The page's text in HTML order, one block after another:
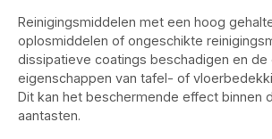
Reinigingsmiddelen met een hoog
oplosmiddelen of ongeschikte
dissipatieve coatings beschadigen en de
eigenschappen van tafel- of
Dit kan het beschermende effect binnen
aantasten.